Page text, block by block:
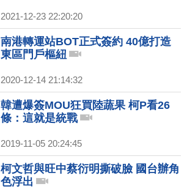
2021-12-23 22:20:20
南港轉運站BOT正式簽約 40億打造
東區門戶樞紐
2020-12-14 21:14:32
韓遭爆簽MOU狂買陸蔬果 柯P看26
條：這就是統戰
2019-11-05 20:24:45
柯文哲與旺中蔡衍明撕破臉 國台辦角
色浮出